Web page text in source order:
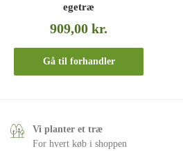
egetræ
909,00kr.
Gå til forhandler
Vi planter et træ
For hvert køb i shoppen